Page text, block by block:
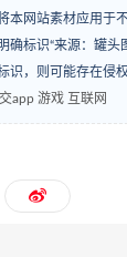
本网站素材应用于
确标识“来源：罐头
识，则可能存在侵
app 游戏 互联网